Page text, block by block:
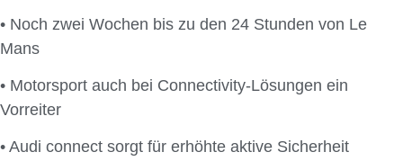
• Noch zwei Wochen bis zu den 24 Stunden von Le
Mans
• Motorsport auch bei Connectivity-Lösungen ein
Vorreiter
• Audi connect sorgt für erhöhte aktive Sicherheit